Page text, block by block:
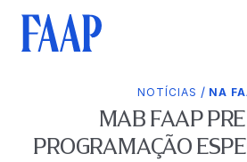
NOTÍCIAS / NA
MAB FAAP
PROGRAMAÇÃO